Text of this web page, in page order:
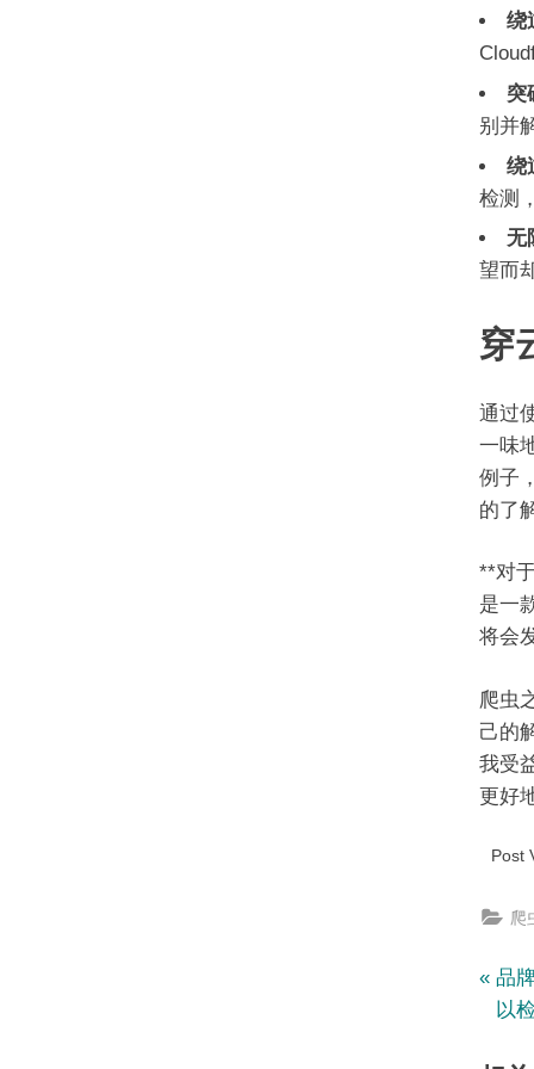
绕
突
别并
绕
检测
无
望而
穿
通过
一味
例子
的了
**对
是一
将会
爬虫
己的
我受
更好
Post
爬
文
P
r
品
以